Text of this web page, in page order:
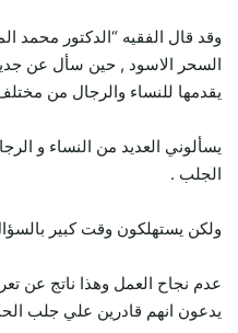
وقد قال الفقيه “الدكتور محمد
السحر الاسود , حين سأل عن
يقدمها للنساء والرجال من مختلف
يسألوني العديد من النساء و
الجلب .
ولكن يستهلكون وقت كبير
عدم نجاح العمل وهذا ناتج عن
يدعون انهم قادرين علي جلب